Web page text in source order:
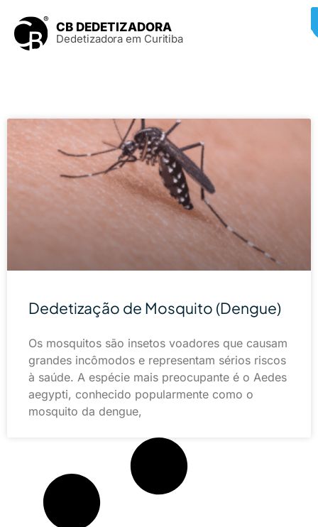
CB DEDETIZADORA
Dedetizadora em Curitiba
Dedetização de Mosquito (Dengue)
Os mosquitos são insetos voadores que causam
grandes incômodos e representam sérios riscos
à saúde. A espécie mais preocupante é o Aedes
aegypti, conhecido popularmente como o
mosquito da dengue,